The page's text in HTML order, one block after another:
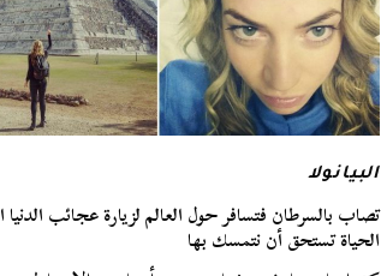
البيانولا
تصاب بالسرطان فتسافر حول العالم لزيارة عجائب الدنيا
الحياة تستحق أن نتمسك بها